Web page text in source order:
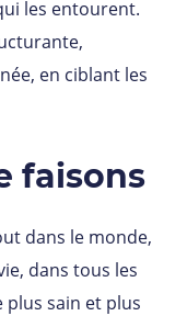
les entourent.
en ciblant les
faisons
dans le monde,
dans tous les
sain et plus